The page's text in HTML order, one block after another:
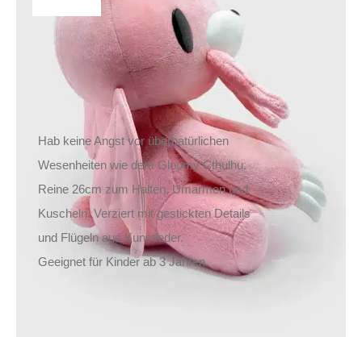
Inkl. MwSt.
zzgl.
Versand
Lieferzeit: ca. 1-2 Tage DE, ca. 3-4 Tage EU
Hab keine Angst vor übernatürlichen
Wesenheiten wie dem Gloomy Cthulhu.
Reine 26cm zum Halten, Umarmen und
Kuscheln. Verziert mit gestickten Details
und Flügeln aus Kunstleder.
Geeignet für Kinder ab 3 Jahren.